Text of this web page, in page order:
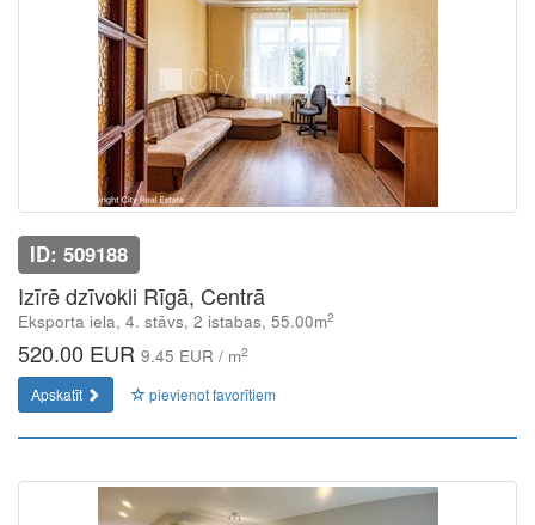
ID: 509188
Izīrē dzīvokli Rīgā, Centrā
Eksporta iela, 4. stāvs, 2 istabas, 55.00m2
520.00 EUR 9.45 EUR / m2
Apskatīt pievienot favorītiem